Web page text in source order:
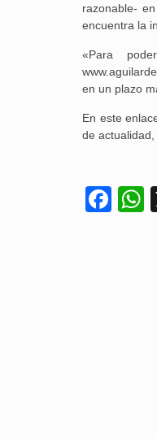
razonable-
encuentra la
«Para
en un plazo
En este
de